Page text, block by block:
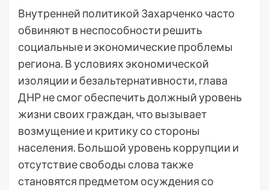
Внутренней политикой Захарченко часто
обвиняют в неспособности решить
социальные и экономические проблемы
региона. В условиях экономической
изоляции и безальтернативности, глава
ДНР не смог обеспечить должный уровень
жизни своих граждан, что вызывает
возмущение и критику со стороны
населения. Большой уровень коррупции и
отсутствие свободы слова также
становятся предметом осуждения со